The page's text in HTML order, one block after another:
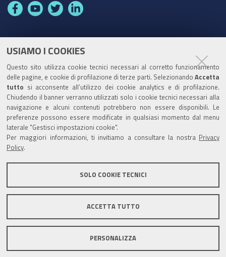
USIAMO I COOKIES
Questo sito utilizza cookie tecnici necessari al corretto funzionamento
delle pagine, e cookie di profilazione di terze parti. Selezionando Accetta
tutto si acconsente all’utilizzo dei cookie analytics e di profilazione.
Chiudendo il banner verranno utilizzati solo i cookie tecnici necessari alla
navigazione e alcuni contenuti potrebbero non essere disponibili. Le
preferenze possono essere modificate in qualsiasi momento dal menu
laterale "Gestisci impostazioni cookie".
Per maggiori informazioni, ti invitiamo a consultare la nostra
Privacy
Policy
SOLO COOKIE TECNICI
ACCETTA TUTTO
PERSONALIZZA
F
e
o
o
k
Y
t
b
e
T
t
e
r
L
k
d
I
n
Codice Univoco Ufficio:UF1SDE
I soggetti privati potranno effettuare i pagamenti
tramite PagoPA con Modalità diretta o con Avviso di
pagamento al seguente linkPaga con PagoPA
Codice IBAN per le pubbliche amministrazioni
Banca D’Italia: IT96Z0100004306TU0000007079
Mappa del sito Privacy policy
Note legali
Area riservata Credits